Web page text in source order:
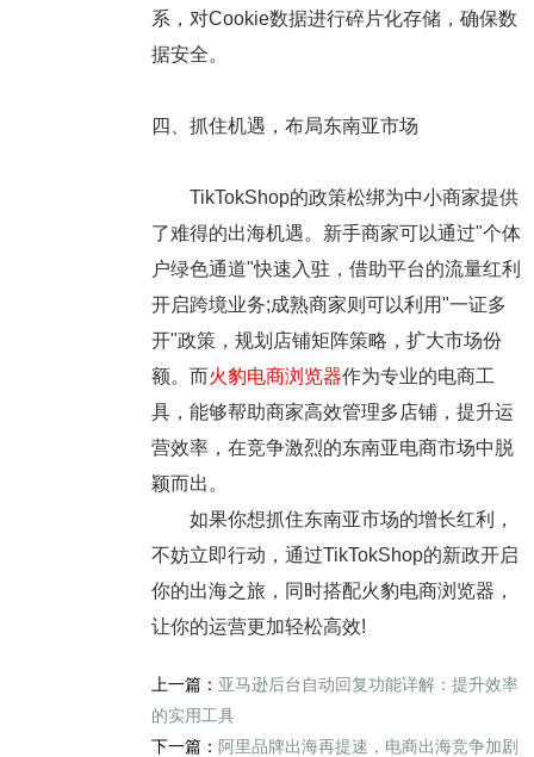
系，对Cookie数据进行碎片化存储，确保数
据安全。
四、抓住机遇，布局东南亚市场
TikTokShop的政策松绑为中小商家提供
了难得的出海机遇。新手商家可以通过"个体
户绿色通道"快速入驻，借助平台的流量红利
开启跨境业务;成熟商家则可以利用"一证多
开"政策，规划店铺矩阵策略，扩大市场份
额。而火豹电商浏览器作为专业的电商工
具，能够帮助商家高效管理多店铺，提升运
营效率，在竞争激烈的东南亚电商市场中脱
颖而出。
如果你想抓住东南亚市场的增长红利，
不妨立即行动，通过TikTokShop的新政开启
你的出海之旅，同时搭配火豹电商浏览器，
让你的运营更加轻松高效!
上一篇： 亚马逊后台自动回复功能详解：提升效率
的实用工具
下一篇： 阿里品牌出海再提速，电商出海竞争加剧